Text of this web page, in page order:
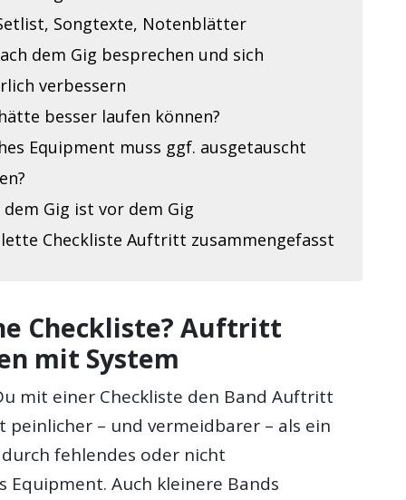
Songtexte, Notenblätter
dem Gig besprechen und sich
verbessern
besser laufen können?
Equipment muss ggf. ausgetauscht
dem Gig ist vor dem Gig
Checkliste Auftritt zusammengefasst
Checkliste? Auftritt
mit System
mit einer Checkliste den Band Auftritt
peinlicher – und vermeidbarer – als ein
fehlendes oder nicht
Auch kleinere Bands